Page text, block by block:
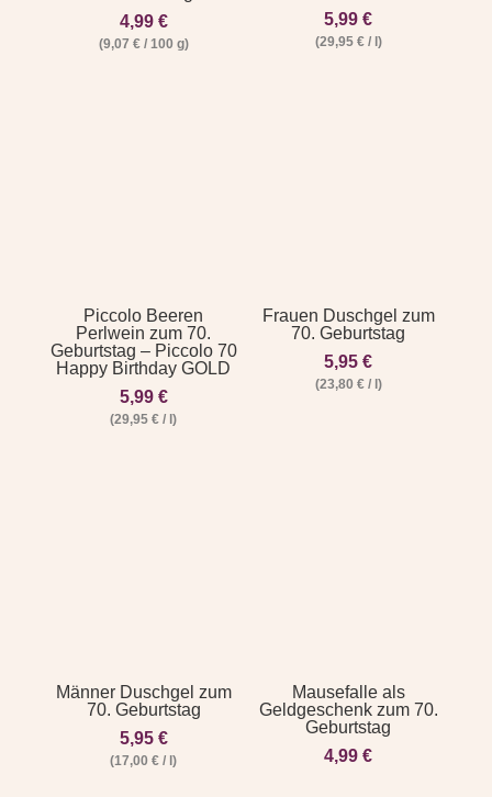
4,99 €
(9,07 €/ 100 g)
5,99€
(29,95 €/ )
Piccolo Beeren
Perlwein zum 70.
Geburtstag – Piccolo 70
Happy Birthday GOLD
5,99 €
(29,95€ / l)
Frauen Duschgel zum
70. Geburtstag
5,95€
(23,80 €/ )
Männer Duschgel zum
70. Geburtstag
5,95 €
(17,00€ / l)
Mausefalle als
Geldgeschenk zum 70.
Geburtstag
4,99€